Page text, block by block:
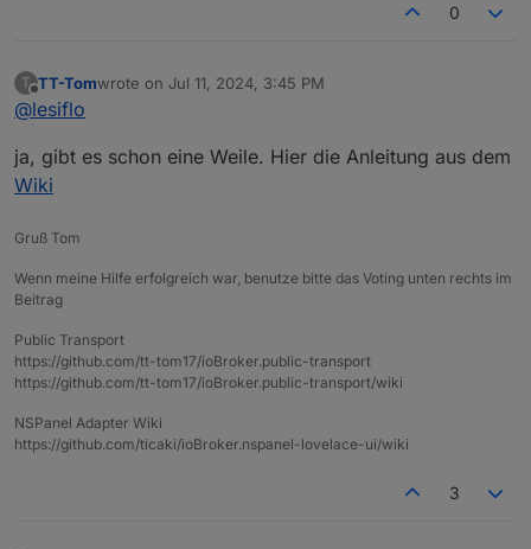
0
T
Offline
TT-Tomwrote on Jul 11, 2024, 3:45 PM
last edited by
@lesiflo
ja, gibt es schon eine Weile. Hier die Anleitung aus dem
Wiki
Gruß Tom
Wenn meine Hilfe erfolgreich war, benutze bitte das Voting unten rechts im
Beitrag
Public Transport
https://github.com/tt-tom17/ioBroker.public-transport
https://github.com/tt-tom17/ioBroker.public-transport/wiki
NSPanel Adapter Wiki
https://github.com/ticaki/ioBroker.nspanel-lovelace-ui/wiki
3